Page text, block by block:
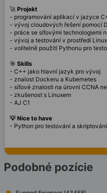
🚀 Projekt
- programování aplikací v jazyce
- vývoj cloudových řešení pomocí
- práce se síťovými technologiemi
- vývoj a testování v prostředí
- volitelně použití Pythonu pro
🎯 Skills
- C++ jako hlavní jazyk pro vývoj
- znalost Dockeru a Kubernetes
- síťové znalosti na úrovni CCNA
- zkušenost s Linuxem
- AJ C1
💡 Nice to have
- Python pro testování a skriptování
Podobné pozície